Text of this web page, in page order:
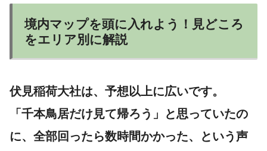
境内マップを頭に入れよう！見どころ
をエリア別に解説
伏見稲荷大社は、予想以上に広いです。
「千本鳥居だけ見て帰ろう」と思っていたの
に、全部回ったら数時間かかった、という声